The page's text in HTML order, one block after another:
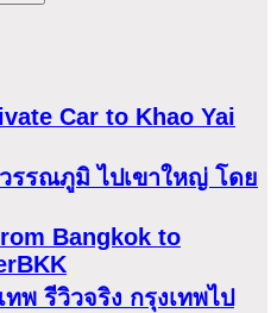
Car to Khao Yai
รรณภูมิ ไปเขาใหญ่ โดย
Bangkok to
พ รีวิวจริง กรุงเทพไป